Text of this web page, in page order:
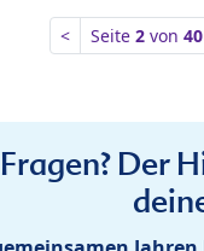
< Seite 2von 40
Der